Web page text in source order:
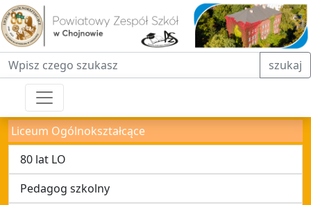
Fraza do wyszukiwania szukaj
Liceum Ogólnokształcące
80 lat LO
Pedagog szkolny